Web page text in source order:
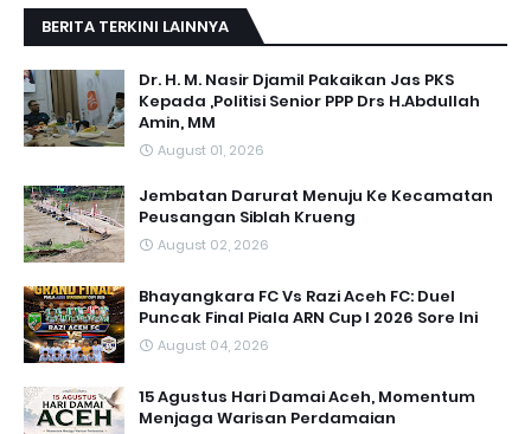
BERITA TERKINI LAINNYA
Dr. H. M. Nasir Djamil Pakaikan Jas PKS
Kepada ,Politisi Senior PPP Drs H.Abdullah
Amin, MM
August 01, 2026
Jembatan Darurat Menuju Ke Kecamatan
Peusangan Siblah Krueng
August 02, 2026
Bhayangkara FC Vs Razi Aceh FC: Duel
Puncak Final Piala ARN Cup I 2026 Sore Ini
August 04, 2026
15 Agustus Hari Damai Aceh, Momentum
Menjaga Warisan Perdamaian